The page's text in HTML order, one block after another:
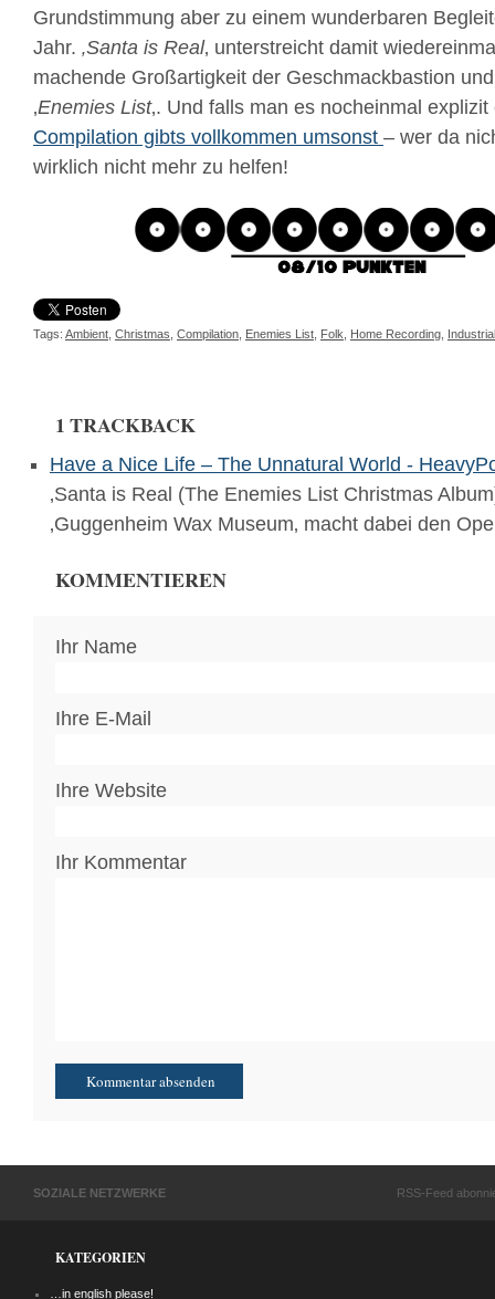
Grundstimmung aber zu einem wunderbaren
Jahr. ‚Santa is Real‚ unterstreicht damit
machende Großartigkeit der Geschmackbastion
‚Enemies List‚. Und falls man es nocheinmal
Compilation gibts vollkommen umsonst – wer da
wirklich nicht mehr zu helfen!
Tags: Ambient Christmas Compilation Enemies List Folk Home Recording Industrial
1 TRACKBACK
Have a Nice Life – The Unnatural World -
‚Santa is Real (The Enemies List Christmas
‚Guggenheim Wax Museum‚ macht dabei den
KOMMENTIEREN
Ihr Name
Ihre E-Mail
Ihre Website
Ihr Kommentar
SOZIALE NETZWERKE RSS-Feed
KATEGORIEN
…in english please!